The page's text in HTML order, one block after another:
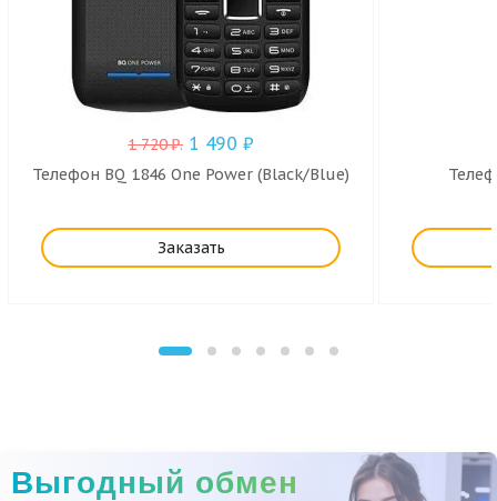
1 720₽. 1 490 ₽
Телефон BQ 1846 One Power (Black/Blue)
Заказать
Выгодный обмен